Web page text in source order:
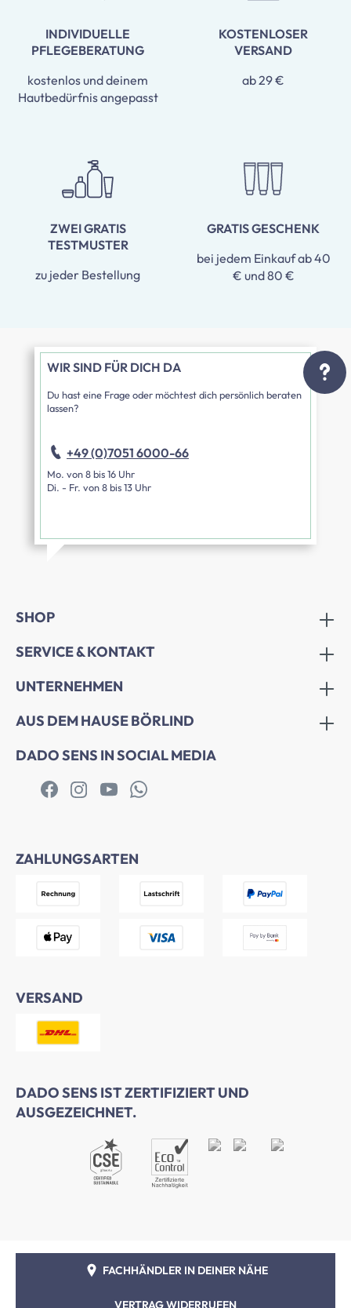
INDIVIDUELLE
PFLEGEBERATUNG
kostenlos und deinem
Hautbedürfnis angepasst
KOSTENLOSER
VERSAND
ab 29 €
ZWEI GRATIS
TESTMUSTER
zu jeder Bestellung
GRATIS GESCHENK
bei jedem Einkauf ab 40
€ und 80 €
WIR SIND FÜR DICH DA
Du hast eine Frage oder möchtest dich persönlich beraten
lassen?
+49 (0)7051 6000-66
Mo. von 8 bis 16 Uhr
Di. - Fr. von 8 bis 13 Uhr
SHOP
SERVICE & KONTAKT
UNTERNEHMEN
AUS DEM HAUSE BÖRLIND
DADO SENS IN SOCIAL MEDIA
ZAHLUNGSARTEN
VERSAND
DADO SENS IST ZERTIFIZIERT UND
AUSGEZEICHNET.
FACHHÄNDLER IN DEINER NÄHE
VERTRAG WIDERRUFEN